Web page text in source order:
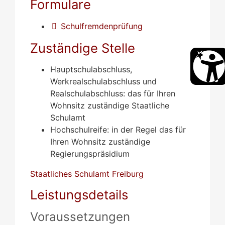
Formulare
Schulfremdenprüfung
Zuständige Stelle
Hauptschulabschluss,
Werkrealschulabschluss und
Realschulabschluss: das für Ihren
Wohnsitz zuständige Staatliche
Schulamt
Hochschulreife: in der Regel das für
Ihren Wohnsitz zuständige
Regierungspräsidium
Staatliches Schulamt Freiburg
Leistungsdetails
Voraussetzungen